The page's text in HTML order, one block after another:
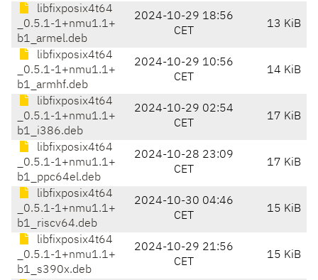
libfixposix4t64
_0.5.1-1+nmu1.1+
b1_armel.deb
2024-10-29 18:56
CET
13 KiB
libfixposix4t64
_0.5.1-1+nmu1.1+
b1_armhf.deb
2024-10-29 10:56
CET
14 KiB
libfixposix4t64
_0.5.1-1+nmu1.1+
b1_i386.deb
2024-10-29 02:54
CET
17 KiB
libfixposix4t64
_0.5.1-1+nmu1.1+
b1_ppc64el.deb
2024-10-28 23:09
CET
17 KiB
libfixposix4t64
_0.5.1-1+nmu1.1+
b1_riscv64.deb
2024-10-30 04:46
CET
15 KiB
libfixposix4t64
_0.5.1-1+nmu1.1+
b1_s390x.deb
2024-10-29 21:56
CET
15 KiB